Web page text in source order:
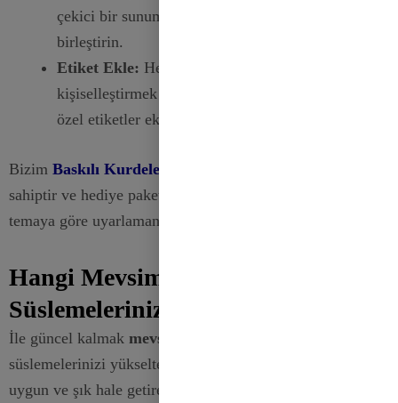
çekici bir sunum için farklı baskılı şeritleri
birleştirin.
Etiket Ekle: Hediyelerinizi daha da
kişiselleştirmek için baskılı kurdeleler kullanarak
özel etiketler ekleyin.
Bizim Baskılı Kurdeleler
sahiptir ve hediye paketlerinizi herhangi bir duruma veya
temaya göre uyarlamanıza olanak tanır.
Hangi Mevsimsel Trendler Kurdele
Süslemelerinizi Güzelleştirir?
İle güncel kalmak mevsi̇msel trendler
süslemelerinizi yükselterek her tatil veya etkinlik için daha
uygun ve şık hale getirebilir. En son trendleri dahil etmek,